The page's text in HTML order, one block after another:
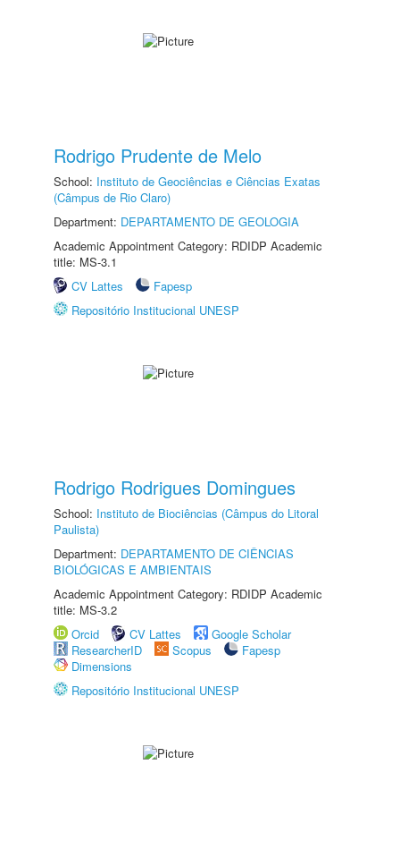
Rodrigo Prudente de Melo
School: Instituto de Geociências e Ciências Exatas
(Câmpus de Rio Claro)
Department: DEPARTAMENTO DE GEOLOGIA
Academic Appointment Category: RDIDP Academic
title: MS-3.1
CV Lattes
Fapesp
Repositório Institucional UNESP
Rodrigo Rodrigues Domingues
School: Instituto de Biociências (Câmpus do Litoral
Paulista)
Department: DEPARTAMENTO DE CIÊNCIAS
BIOLÓGICAS E AMBIENTAIS
Academic Appointment Category: RDIDP Academic
title: MS-3.2
Orcid
CV Lattes
Google Scholar
ResearcherID
Scopus
Fapesp
Dimensions
Repositório Institucional UNESP